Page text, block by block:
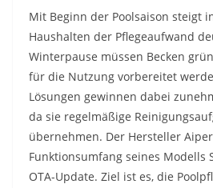
Mit Beginn der Poolsaison steigt
Haushalten der Pflegeaufwand
Winterpause müssen Becken
für die Nutzung vorbereitet
Lösungen gewinnen dabei
da sie regelmäßige
übernehmen. Der Hersteller
Funktionsumfang seines Modells
OTA-Update. Ziel ist es, die